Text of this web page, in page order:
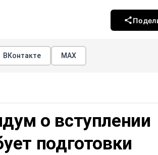
ВКонтакте МАХ
о вступлении
подготовки